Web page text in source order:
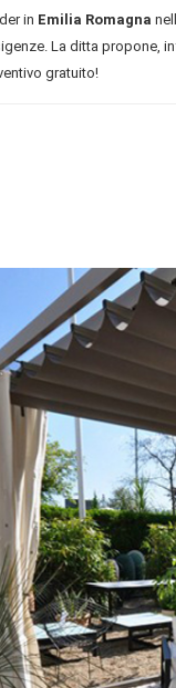
in Emilia Romagna
La ditta propone,
gratuito!